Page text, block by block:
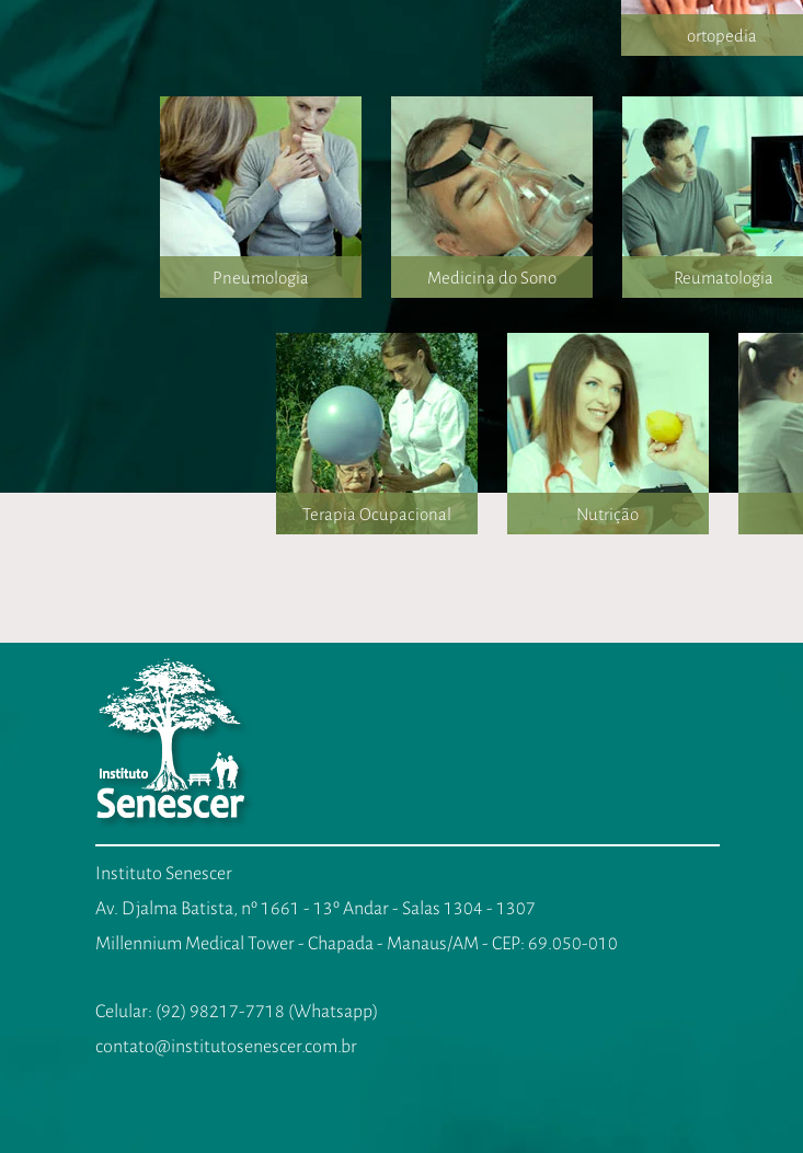
ortopedia
Pneumologia Medicina do Sono Reumatologia
Terapia Ocupacional Nutrição
Instituto Senescer
Av. Djalma Batista, nº 1661 - 13º Andar - Salas 1304 - 1307
Millennium Medical Tower - Chapada - Manaus/AM - CEP: 69.050-010
Celular: (92) 98217-7718 (Whatsapp)
contato@institutosenescer.com.br